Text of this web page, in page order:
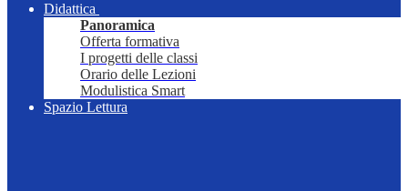
Didattica
Panoramica
Offerta formativa
I progetti delle classi
Orario delle Lezioni
Modulistica Smart
Spazio Lettura